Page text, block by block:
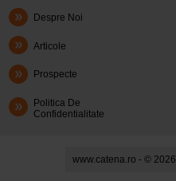
Despre Noi
Articole
Prospecte
Politica De
Confidentialitate
www.catena.ro - © 2026